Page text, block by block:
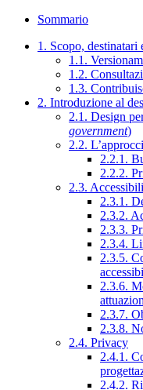
Sommario
1. Scopo, destinatari
1.1.
1.2.
1.3.
2. Introduzione al
2.1. Design
government)
2.2.
2.2.1.
2.2.2.
2.3.
2.3.1.
2.3.2.
2.3.3.
2.3.4.
2.3.5.
2.3.6.
2.3.7.
2.3.8.
2.4. Privacy
2.4.1.
2.4.2.